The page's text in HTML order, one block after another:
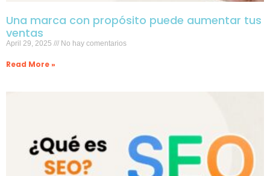
Una marca con propósito puede aumentar tus
ventas
April 29, 2025 No hay comentarios
Read More »